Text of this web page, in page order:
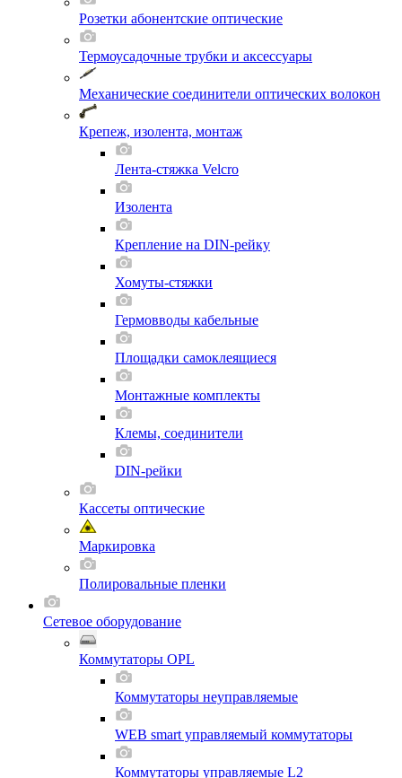
Розетки абонентские оптические
Термоусадочные трубки и аксессуары
Механические соединители оптических волокон
Крепеж, изолента, монтаж
Лента-стяжка Velcro
Изолента
Крепление на DIN-рейку
Хомуты-стяжки
Гермовводы кабельные
Площадки самоклеящиеся
Монтажные комплекты
Клемы, соединители
DIN-рейки
Кассеты оптические
Маркировка
Полировальные пленки
Сетевое оборудование
Коммутаторы OPL
Коммутаторы неуправляемые
WEB smart управляемый коммутаторы
Коммутаторы управляемые L2